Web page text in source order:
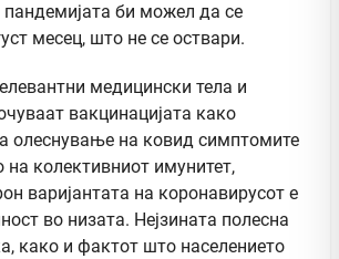
пандемијата би можел да се
месец, што не се оствари.
медицински тела и
вакцинацијата како
олеснување на ковид симптомите
колективниот имунитет,
варијантата на коронавирусот е
во низата. Нејзината полесна
како и фактот што населението